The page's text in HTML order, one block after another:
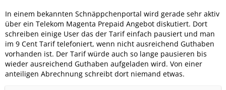
In einem bekannten Schnäppchenportal wird gerade sehr aktiv
über ein Telekom Magenta Prepaid Angebot diskutiert. Dort
schreiben einige User das der Tarif einfach pausiert und man
im 9 Cent Tarif telefoniert, wenn nicht ausreichend Guthaben
vorhanden ist. Der Tarif würde auch so lange pausieren bis
wieder ausreichend Guthaben aufgeladen wird. Von einer
anteiligen Abrechnung schreibt dort niemand etwas.